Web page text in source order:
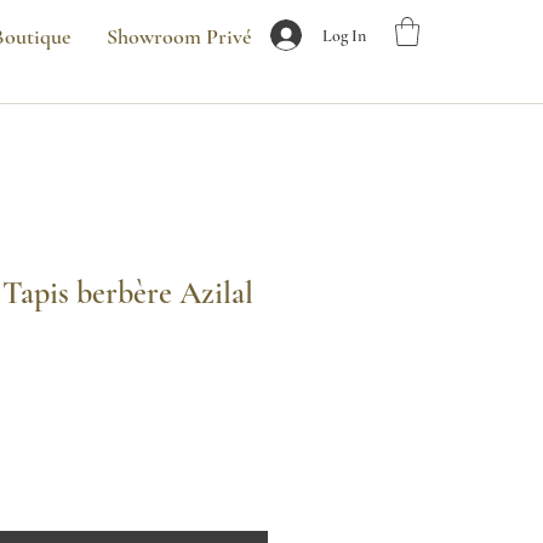
Showroom Privé Log In
berbère Azilal